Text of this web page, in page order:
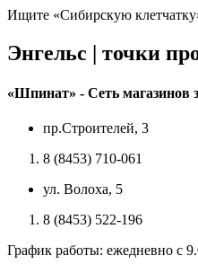
Ищите «Сибирскую
Энгельс | точки
«Шпинат» - Сеть магазинов
пр.Строителей, 3
8 (8453) 710-061
ул. Волоха, 5
8 (8453) 522-196
График работы: ежедневно с